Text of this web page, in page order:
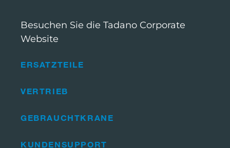
ERSATZTEILE
VERTRIEB
GEBRAUCHTKRANE
KUNDENSUPPORT
Besuchen Sie die Tadano Corporate
Website